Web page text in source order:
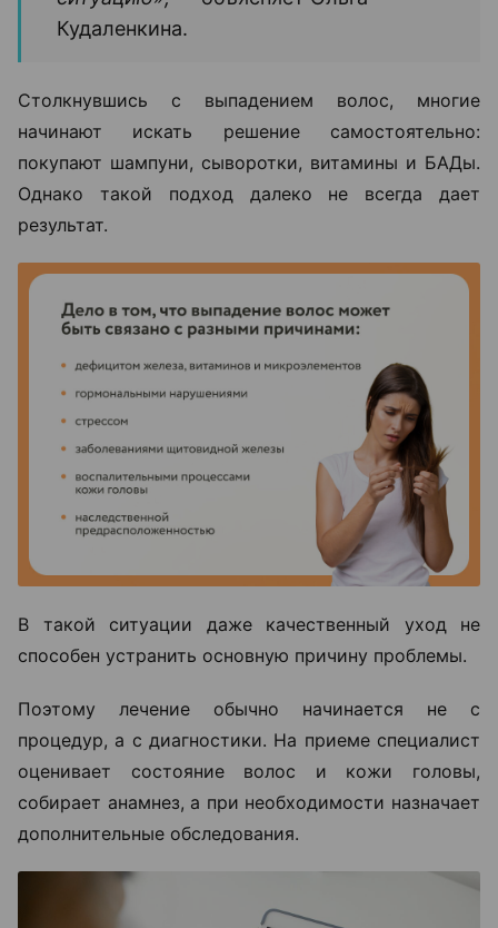
Кудаленкина.
Столкнувшись с выпадением волос, многие
начинают искать решение самостоятельно:
покупают шампуни, сыворотки, витамины и БАДы.
Однако такой подход далеко не всегда дает
результат.
В такой ситуации даже качественный уход не
способен устранить основную причину проблемы.
Поэтому лечение обычно начинается не с
процедур, а с диагностики. На приеме специалист
оценивает состояние волос и кожи головы,
собирает анамнез, а при необходимости назначает
дополнительные обследования.